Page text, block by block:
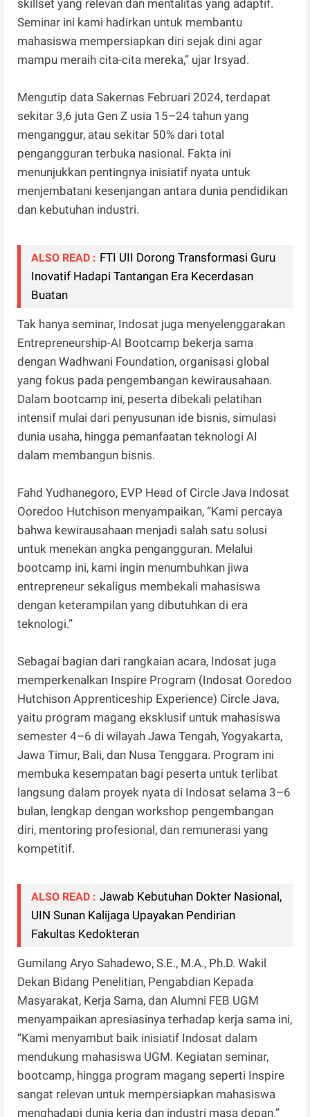
skillset yang relevan dan mentalitas yang adaptif.
Seminar ini kami hadirkan untuk membantu
mahasiswa mempersiapkan diri sejak dini agar
mampu meraih cita-cita mereka,” ujar Irsyad.
Mengutip data Sakernas Februari 2024, terdapat
sekitar 3,6 juta Gen Z usia 15–24 tahun yang
menganggur, atau sekitar 50% dari total
pengangguran terbuka nasional. Fakta ini
menunjukkan pentingnya inisiatif nyata untuk
menjembatani kesenjangan antara dunia pendidikan
dan kebutuhan industri.
ALSO READ : FTI UII Dorong Transformasi Guru
Inovatif Hadapi Tantangan Era Kecerdasan
Buatan
Tak hanya seminar, Indosat juga menyelenggarakan
Entrepreneurship-AI Bootcamp bekerja sama
dengan Wadhwani Foundation, organisasi global
yang fokus pada pengembangan kewirausahaan.
Dalam bootcamp ini, peserta dibekali pelatihan
intensif mulai dari penyusunan ide bisnis, simulasi
dunia usaha, hingga pemanfaatan teknologi AI
dalam membangun bisnis.
Fahd Yudhanegoro, EVP Head of Circle Java Indosat
Ooredoo Hutchison menyampaikan, “Kami percaya
bahwa kewirausahaan menjadi salah satu solusi
untuk menekan angka pengangguran. Melalui
bootcamp ini, kami ingin menumbuhkan jiwa
entrepreneur sekaligus membekali mahasiswa
dengan keterampilan yang dibutuhkan di era
teknologi.”
Sebagai bagian dari rangkaian acara, Indosat juga
memperkenalkan Inspire Program (Indosat Ooredoo
Hutchison Apprenticeship Experience) Circle Java,
yaitu program magang eksklusif untuk mahasiswa
semester 4–6 di wilayah Jawa Tengah, Yogyakarta,
Jawa Timur, Bali, dan Nusa Tenggara. Program ini
membuka kesempatan bagi peserta untuk terlibat
langsung dalam proyek nyata di Indosat selama 3–6
bulan, lengkap dengan workshop pengembangan
diri, mentoring profesional, dan remunerasi yang
kompetitif.
ALSO READ : Jawab Kebutuhan Dokter Nasional,
UIN Sunan Kalijaga Upayakan Pendirian
Fakultas Kedokteran
Gumilang Aryo Sahadewo, S.E., M.A., Ph.D. Wakil
Dekan Bidang Penelitian, Pengabdian Kepada
Masyarakat, Kerja Sama, dan Alumni FEB UGM
menyampaikan apresiasinya terhadap kerja sama ini,
“Kami menyambut baik inisiatif Indosat dalam
mendukung mahasiswa UGM. Kegiatan seminar,
bootcamp, hingga program magang seperti Inspire
sangat relevan untuk mempersiapkan mahasiswa
menghadapi dunia kerja dan industri masa depan.”